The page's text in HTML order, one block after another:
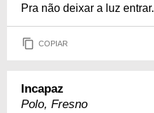
Pra não deixar a luz entrar.
COPIAR
Incapaz
Polo, Fresno